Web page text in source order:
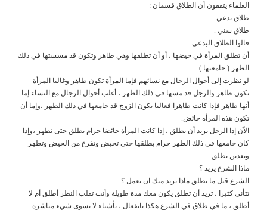
العلماء يتفقون أن الطلاق قسمان :
طلاق بدعي .
طلاق سني .
قالوا الطلاق البدعي :
أن تطلق المرأة في حيضها ، أو أن تطلقها وهي طاهر وتكون قد مسستها في ذلك
الطهر ( جامعتها ) .
لو نظرت إلى أحوال الرجال مع نسائهم فإما المرأة تكون طاهر وغالبا المرأة
تكون طاهر والرجل قد مسها في ذلك الطهر ، أغلب أحوال الرجال مع النساء إما
أنها طاهر فإذا كانت طاهرا فغالبا يكون الزوج قد جامعها في ذلك الطهر ،وإما أن
تكون هذه المرأه حائض.
الآن إذا الرجل يريد أن يطلق ، إذا كانت المرأة حائضا حرام يطلق حتى تطهر ،وإذا
كان جامعها في ذلك الطهر حرام يطلقها حتى تحيض وتفرغ من الحيض وتطهر
وبعدين يطلق .
ماذا الشرع يريد ؟
الشرع قبل ما تطلق ماذا يريد منك ان تعمل ؟
تتأنى كثيرا ، تريد أن تطلق يكون معك مدة طويلة وأنت تقلب النظر أطلق أم لا
أطلق ، ما في طلاق في الشرع هكذا بانفعال ، بأشياء لا تسوى شيء مباشرة